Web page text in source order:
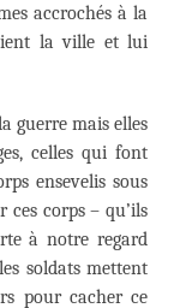
accrochés à la
la ville et lui
guerre mais elles
celles qui font
ensevelis sous
ces corps – qu’ils
à notre regard
soldats mettent
pour cacher ce